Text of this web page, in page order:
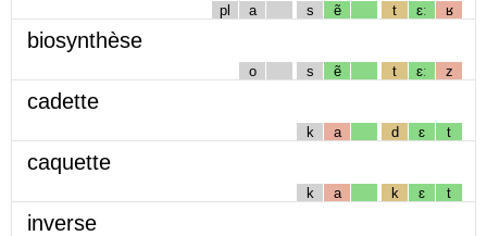
pl a s ẽ t ɛː ʁ
biosynthèse
o s ẽ t ɛː z
cadette
k a d ɛ t
caquette
k a k ɛ t
inverse